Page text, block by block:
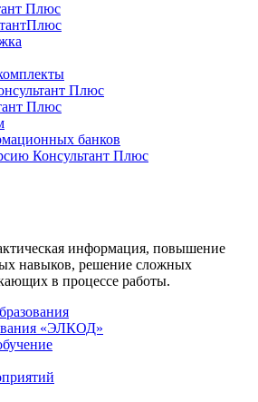
Плюс
Плюс
Плюс
банков
Консультант Плюс
информация, повышение
навыков, решение сложных
в процессе работы.
«ЭЛКОД»